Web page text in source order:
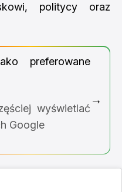
politycy oraz
preferowane
wyświetlać
Google
→